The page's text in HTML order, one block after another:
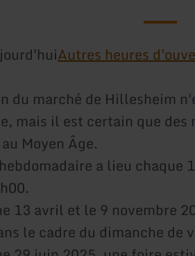
Autres heures
du marché de Hillesheim
mais il est certain que des
Moyen Âge.
a lieu chaque
13 avril et le 9 novembre
le cadre du dimanche de